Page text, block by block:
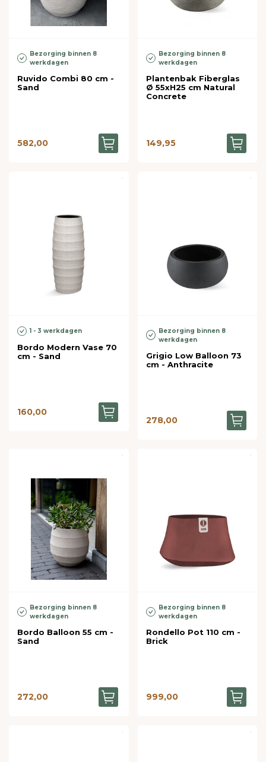
Bezorging binnen 8
werkdagen
Ruvido Combi 80 cm -
Sand
582,00
Bezorging binnen 8
werkdagen
Plantenbak Fiberglas
Ø 55xH25 cm Natural
Concrete
149,95
1 - 3 werkdagen
Bordo Modern Vase 70
cm - Sand
160,00
Bezorging binnen 8
werkdagen
Grigio Low Balloon 73
cm - Anthracite
278,00
Bezorging binnen 8
werkdagen
Bordo Balloon 55 cm -
Sand
272,00
Bezorging binnen 8
werkdagen
Rondello Pot 110 cm -
Brick
999,00